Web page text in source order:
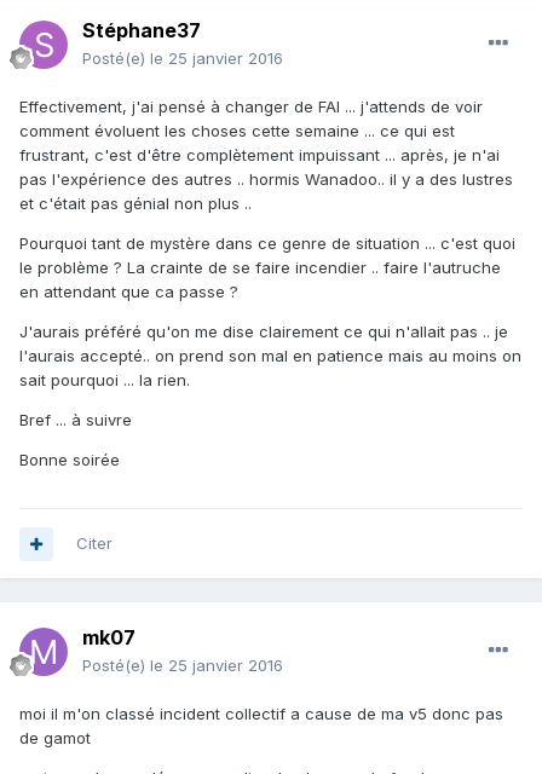
Stéphane37
Posté(e) le 25 janvier 2016
Effectivement, j'ai pensé à changer de FAI ... j'attends de voir
comment évoluent les choses cette semaine ... ce qui est
frustrant, c'est d'être complètement impuissant ... après, je n'ai
pas l'expérience des autres .. hormis Wanadoo.. il y a des lustres
et c'était pas génial non plus ..
Pourquoi tant de mystère dans ce genre de situation ... c'est quoi
le problème ? La crainte de se faire incendier .. faire l'autruche
en attendant que ca passe ?
J'aurais préféré qu'on me dise clairement ce qui n'allait pas .. je
l'aurais accepté.. on prend son mal en patience mais au moins on
sait pourquoi ... la rien.
Bref ... à suivre
Bonne soirée
Citer
mk07
Posté(e) le 25 janvier 2016
moi il m'on classé incident collectif a cause de ma v5 donc pas
de gamot